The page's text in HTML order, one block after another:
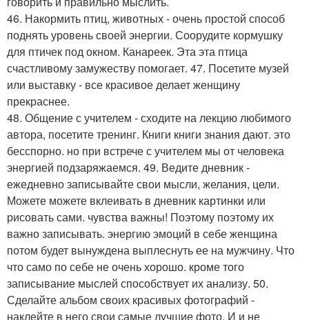
46. Накормить птиц, животных - очень простой способ
поднять уровень своей энергии. Соорудите кормушку
для птичек под окном. Канареек. Эта эта птица
счастливому замужеству помогает. 47. Посетите музей
или выставку - все красивое делает женщину
прекраснее.
48. Общение с учителем - сходите на лекцию любимого
автора, посетите тренинг. Книги книги знания дают. это
бесспорно. но при встрече с учителем мы от человека
энергией подзаряжаемся. 49. Ведите дневник -
ежедневно записывайте свои мысли, желания, цели.
Можете можете вклеивать в дневник картинки или
рисовать сами. чувства важны! Поэтому поэтому их
важно записывать. энергию эмоций в себе женщина
потом будет вынуждена выплеснуть ее на мужчину. Что
что само по себе не очень хорошо. кроме того
записывание мыслей способствует их анализу. 50.
Сделайте альбом своих красивых фотографий -
наклейте в него свои самые лучшие фото. И и не